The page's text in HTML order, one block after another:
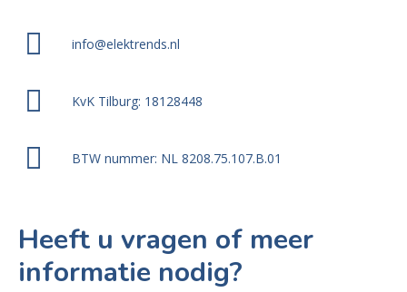
info@elektrends.nl
KvK Tilburg: 18128448
BTW nummer: NL 8208.75.107.B.01
Heeft u vragen of meer
informatie nodig?